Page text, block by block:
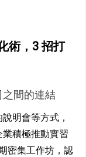
術，3 招打
間的連結
明會等方式，
積極推動實習
密集工作坊，認